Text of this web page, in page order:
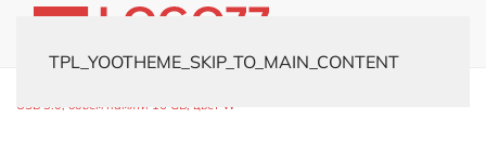
TPL_YOOTHEME_SKIP_TO_MAIN_CONTENT
USB 3.0, объем памяти 16 GB, цвет W